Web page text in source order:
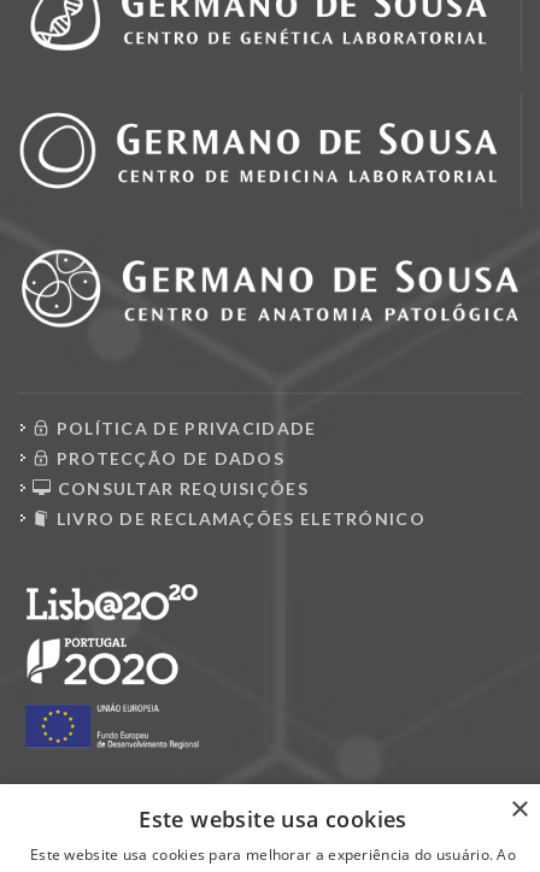
POLÍTICA DE PRIVACIDADE
PROTECÇÃO DE DADOS
CONSULTAR REQUISIÇÕES
LIVRO DE RECLAMAÇÕES ELETRÓNICO
×
Este website usa cookies
Este website usa cookies para melhorar a experiência do usuário. Ao